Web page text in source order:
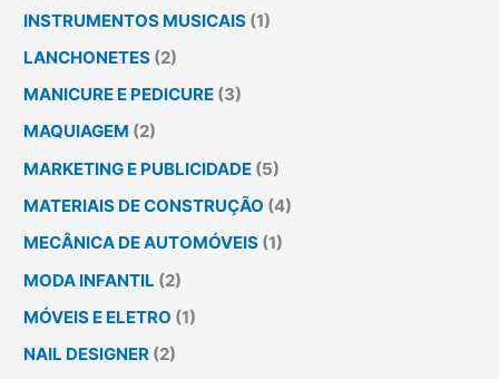
INSTRUMENTOS MUSICAIS (1)
LANCHONETES (2)
MANICURE E PEDICURE (3)
MAQUIAGEM (2)
MARKETING E PUBLICIDADE (5)
MATERIAIS DE CONSTRUÇÃO (4)
MECÂNICA DE AUTOMÓVEIS (1)
MODA INFANTIL (2)
MÓVEIS E ELETRO (1)
NAIL DESIGNER (2)